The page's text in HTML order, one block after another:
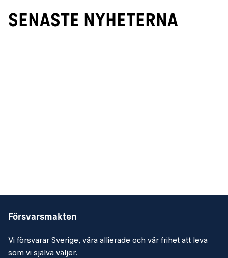
SENASTE NYHETERNA
Försvarsmakten
Vi försvarar Sverige, våra allierade och vår frihet att leva
som vi själva väljer.